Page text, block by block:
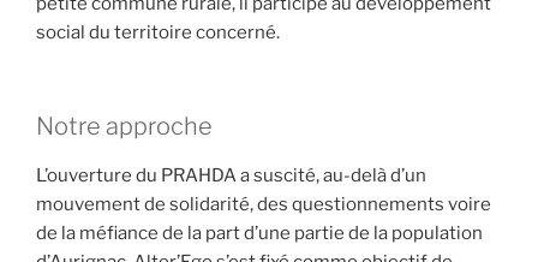
social du territoire concerné.
Notre approche
L’ouverture du PRAHDA a suscité, au-delà d’un
mouvement de solidarité, des questionnements voire
de la méfiance de la part d’une partie de la population